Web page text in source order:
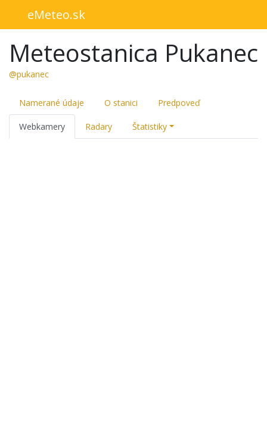
eMeteo.sk
Meteostanica Pukanec
@pukanec
Namerané údaje O stanici Predpoveď
Webkamery Radary Štatistiky